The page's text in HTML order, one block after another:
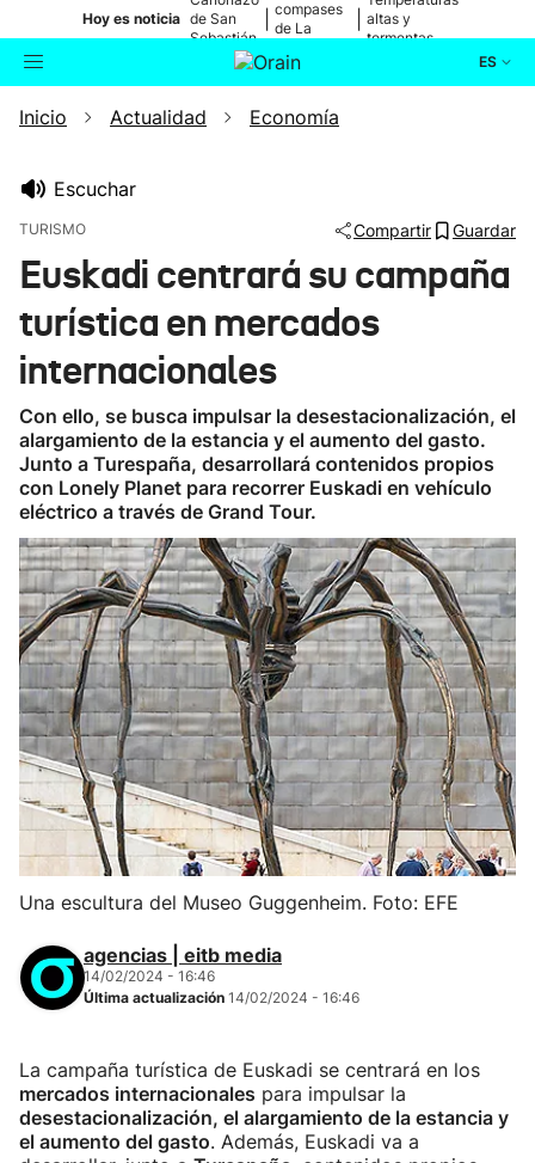
Hoy es noticia de San
Sebastián
compases
de La
altas y
tormentas
ES
Buscador Actualidad
Ikusmiran
Eguraldia
Inicio Actualidad Economía
Escuchar
TURISMO Compartir Guardar
Euskadi centrará su campaña
turística en mercados
internacionales
Con ello, se busca impulsar la desestacionalización, el
alargamiento de la estancia y el aumento del gasto.
Junto a Turespaña, desarrollará contenidos propios
con Lonely Planet para recorrer Euskadi en vehículo
eléctrico a través de Grand Tour.
Una escultura del Museo Guggenheim. Foto: EFE
agencias | eitb media
14/02/2024 - 16:46
Última actualización 14/02/2024 - 16:46
La campaña turística de Euskadi se centrará en los
mercados internacionales para impulsar la
desestacionalización, el alargamiento de la estancia y
el aumento del gasto. Además, Euskadi va a